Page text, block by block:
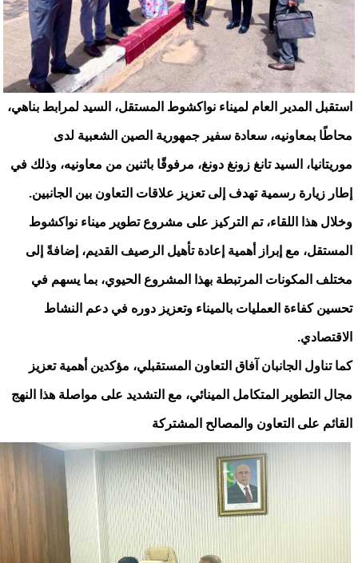
استقبل المدير العام لميناء نواكشوط المستقل، السيد لمرابط بناهي،
محاطًا بمعاونيه، سعادة سفير جمهورية الصين الشعبية لدى
موريتانيا، السيد تانغ زونغ دونغ، مرفوقًا باثنين من معاونيه، وذلك في
إطار زيارة رسمية تهدف إلى تعزيز علاقات التعاون بين الجانبين.
وخلال هذا اللقاء، تم التركيز على مشروع تطوير ميناء نواكشوط
المستقل، مع إبراز أهمية إعادة تأهيل الرصيف القديم، إضافةً إلى
مختلف المكونات المرتبطة بهذا المشروع الحيوي، بما يسهم في
تحسين كفاءة العمليات بالميناء وتعزيز دوره في دعم النشاط
الاقتصادي.
كما تناول الجانبان آفاق التعاون المستقبلي، مؤكدين أهمية تعزيز
مجال التطوير المتكامل المينائي، مع التشديد على مواصلة هذا النهج
القائم على التعاون والمصالح المشتركة